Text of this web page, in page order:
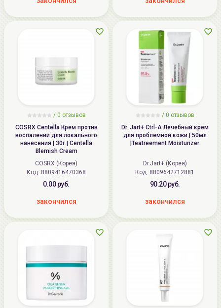
/ 0 отзывов
COSRX Centella Крем против
воспалений для локального
нанесения | 30г | Centella
Blemish Cream
COSRX (Корея)
Код: 8809416470368
0.00 руб.
закончился
/ 0 отзывов
Dr. Jart+ Ctrl-A Лечебный крем
для проблемной кожи | 50мл
|Teatreement Moisturizer
Dr.Jart+ (Корея)
Код: 8809642712881
90.20 руб.
закончился